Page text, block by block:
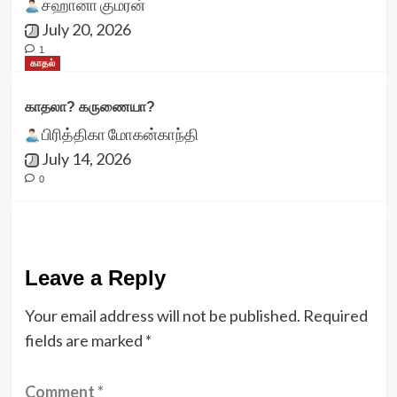
சஹானா குமரன்
July 20, 2026
1
காதல்
காதலா? கருணையா?
பிரித்திகா மோகன்காந்தி
July 14, 2026
0
Leave a Reply
Your email address will not be published. Required
fields are marked *
Comment*